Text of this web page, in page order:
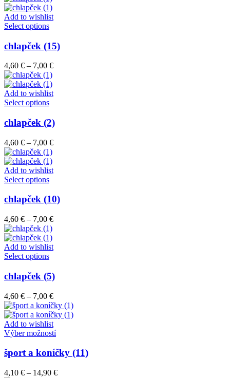
stránke
produktu.
Add to wishlist
Select optionsTento
má
viacero
variantov.
Možnosti
si
môžete
vybrať
na
stránke
produktu.
chlapček (15)
4,60 € – 7,00 €Price
through
Add to wishlist
Select optionsTento
má
viacero
variantov.
Možnosti
si
môžete
vybrať
na
stránke
produktu.
chlapček (2)
4,60 € – 7,00 €Price
through
Add to wishlist
Select optionsTento
má
viacero
variantov.
Možnosti
si
môžete
vybrať
na
stránke
produktu.
chlapček (10)
4,60 € – 7,00 €Price
through
Add to wishlist
Select optionsTento
má
viacero
variantov.
Možnosti
si
môžete
vybrať
na
stránke
produktu.
chlapček (5)
4,60 € – 7,00 €Price
range:
4,60 €
through
7,00 €
Add to wishlist
Výber možnostíTento
má
viacero
variantov.
šport a koníčky (11)
4,10 € – 14,90 €Price